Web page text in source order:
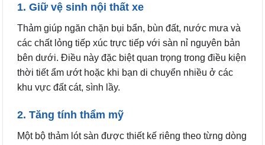
1. Giữ vệ sinh nội thất xe
Thảm giúp ngăn chặn bụi bẩn, bùn đất, nước mưa và
các chất lỏng tiếp xúc trực tiếp với sàn nỉ nguyên bản
bên dưới. Điều này đặc biệt quan trọng trong điều kiện
thời tiết ẩm ướt hoặc khi bạn di chuyển nhiều ở các
khu vực đất cát, sình lầy.
2. Tăng tính thẩm mỹ
Một bộ thảm lót sàn được thiết kế riêng theo từng dòng